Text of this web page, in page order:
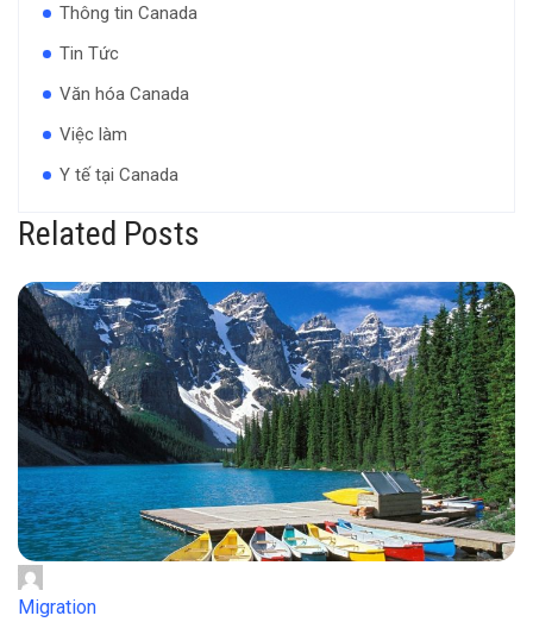
Thông tin Canada
Tin Tức
Văn hóa Canada
Việc làm
Y tế tại Canada
Related Posts
Migration